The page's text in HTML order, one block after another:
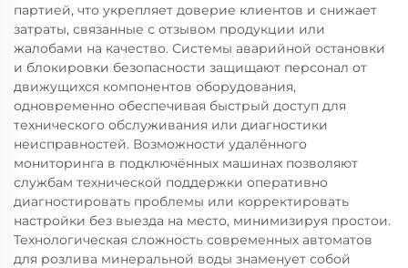
партией, что укрепляет доверие клиентов и снижает
затраты, связанные с отзывом продукции или
жалобами на качество. Системы аварийной остановки
и блокировки безопасности защищают персонал от
движущихся компонентов оборудования,
одновременно обеспечивая быстрый доступ для
технического обслуживания или диагностики
неисправностей. Возможности удалённого
мониторинга в подключённых машинах позволяют
службам технической поддержки оперативно
диагностировать проблемы или корректировать
настройки без выезда на место, минимизируя простои.
Технологическая сложность современных автоматов
для розлива минеральной воды знаменует собой